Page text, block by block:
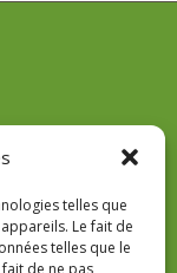
telles que
Le fait de
telles que le
de ne pas